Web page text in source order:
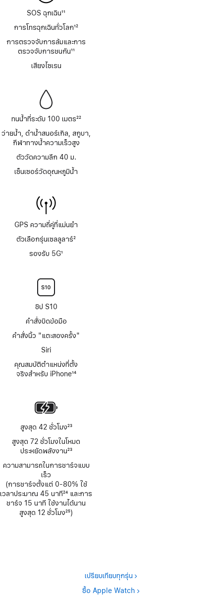
SOS ฉุกเฉิน
เชิงอรรถ
11
การโทรฉุกเฉินทั่วโลก
เชิงอรรถ
12
การตรวจจับการล้มและการ
ตรวจจับการชนกัน11
เสียงไซเรน
ทนน้ำที่ระดับ 100 เมตร
เชิงอรรถ
22
ว่ายน้ำ, ดำน้ำสนอร์เกิล, สกูบา,
กีฬาทางน้ำความเร็วสูง
ตัววัดความลึก 40 ม.
เซ็นเซอร์วัดอุณหภูมิน้ำ
GPS ความถี่คู่ที่แม่นยำ
ตัวเลือกรุ่นเซลลูลาร์
เชิงอรรถ
2
รองรับ 5G1
ชิป S10
คำสั่งบิดข้อมือ
คำสั่งนิ้ว "แตะสองครั้ง"
Siri
คุณสมบัติตำแหน่งที่ตั้ง
จริงสำหรับ iPhone14
สูงสุด 42 ชั่วโมง
เชิงอรรถ
23
สูงสุด 72 ชั่วโมงในโหมด
ประหยัดพลังงาน23
ความสามารถในการชาร์จแบบ
เร็ว
(การชาร์จตั้งแต่ 0-80% ใช้
เวลาประมาณ 45 นาที
เชิงอรรถ
24 และการ
ชาร์จ 15 นาที ใช้งานได้นาน
สูงสุด 12 ชั่วโมง25)
เปรียบเทียบทุกรุ่น
ซื้อ Apple Watch